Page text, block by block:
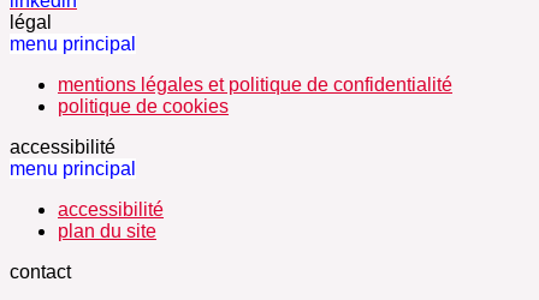
légal
menu principal
mentions légales et politique de confidentialité
politique de cookies
accessibilité
menu principal
accessibilité
plan du site
contact